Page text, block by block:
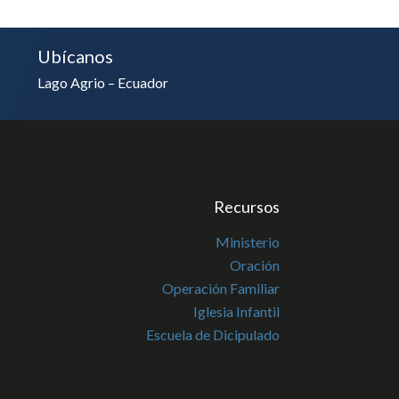
Ubícanos
Lago Agrio – Ecuador
Recursos
Ministerio
Oración
Operación Familiar
Iglesia Infantil
Escuela de Dicipulado